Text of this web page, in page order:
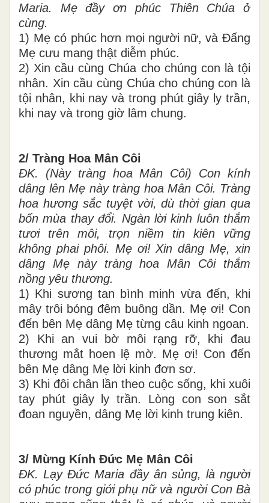
Maria. Mẹ đầy ơn phúc Thiên Chúa ở
cùng.
1) Mẹ có phúc hơn mọi người nữ, và Đấng
Mẹ cưu mang thật diễm phúc.
2) Xin cầu cùng Chúa cho chúng con là tội
nhân. Xin cầu cùng Chúa cho chúng con là
tội nhân, khi nay và trong phút giây ly trần,
khi nay và trong giờ lâm chung.
2/ Tràng Hoa Mân Côi
ĐK. (Này tràng hoa Mân Côi) Con kính
dâng lên Mẹ này tràng hoa Mân Côi. Tràng
hoa hương sắc tuyệt vời, dù thời gian qua
bốn mùa thay đổi. Ngàn lời kinh luôn thắm
tươi trên môi, trọn niềm tin kiên vững
không phai phôi. Mẹ ơi! Xin dâng Mẹ, xin
dâng Mẹ này tràng hoa Mân Côi thắm
nồng yêu thương.
1) Khi sương tan bình minh vừa đến, khi
mây trôi bóng đêm buông dần. Mẹ ơi! Con
đến bên Mẹ dâng Mẹ từng câu kinh ngoan.
2) Khi an vui bờ môi rạng rỡ, khi đau
thương mắt hoen lệ mờ. Mẹ ơi! Con đến
bên Mẹ dâng Mẹ lời kinh đơn sơ.
3) Khi đôi chân lần theo cuộc sống, khi xuôi
tay phút giây ly trần. Lòng con son sắt
đoan nguyền, dâng Mẹ lời kinh trung kiên.
3/ Mừng Kính Đức Mẹ Mân Côi
ĐK. Lạy Đức Maria đầy ân sủng, là người
có phúc trong giới phụ nữ và người Con Bà